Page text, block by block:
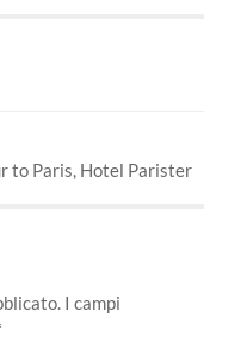
to Paris, Hotel Parister
I campi